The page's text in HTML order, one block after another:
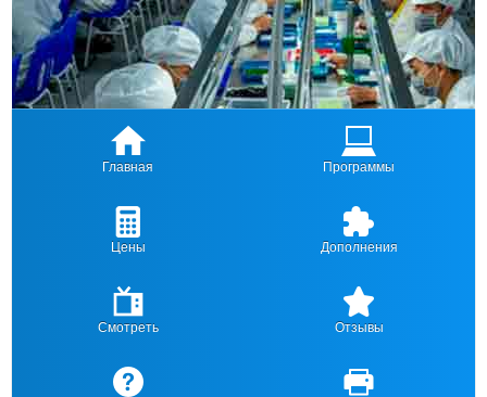
Главная Программы
Цены Дополнения
Смотреть Отзывы